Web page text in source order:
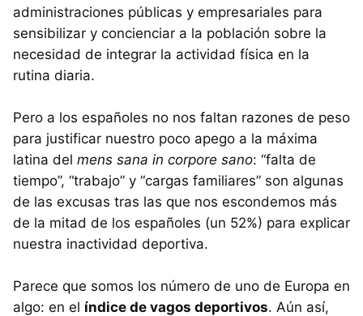
administraciones públicas y empresariales para
sensibilizar y concienciar a la población sobre la
necesidad de integrar la actividad física en la
rutina diaria.
Pero a los españoles no nos faltan razones de peso
para justificar nuestro poco apego a la máxima
latina del mens sana in corpore sano: “falta de
tiempo”, “trabajo” y “cargas familiares” son algunas
de las excusas tras las que nos escondemos más
de la mitad de los españoles (un 52%) para explicar
nuestra inactividad deportiva.
Parece que somos los número de uno de Europa en
algo: en el índice de vagos deportivos. Aún así,